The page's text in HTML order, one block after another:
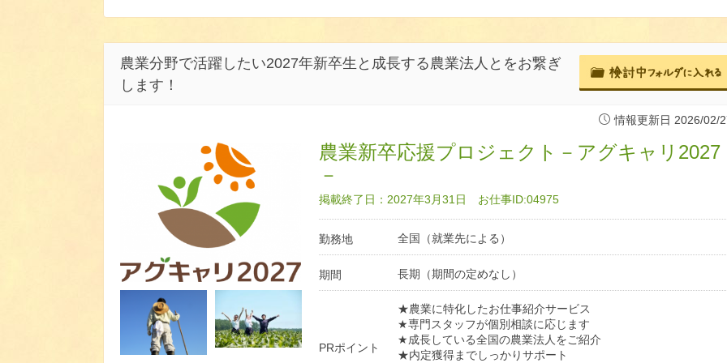
農業分野で活躍したい2027年新卒生と成長する農業法人とをお繋ぎ
します！
情報更新日 2026/02/
農業新卒応援プロジェクト－アグキャリ2027
－
掲載終了日：2027年3月31日 お仕事ID:04975
勤務地 全国（就業先による）
期間 長期（期間の定めなし）
PRポイント
★農業に特化したお仕事紹介サービス
★専門スタッフが個別相談に応じます
★成長している全国の農業法人をご紹介
★内定獲得までしっかりサポート